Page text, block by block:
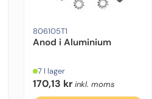
806105T1
Anod i Aluminium
7 I lager
170,13 kr inkl. moms